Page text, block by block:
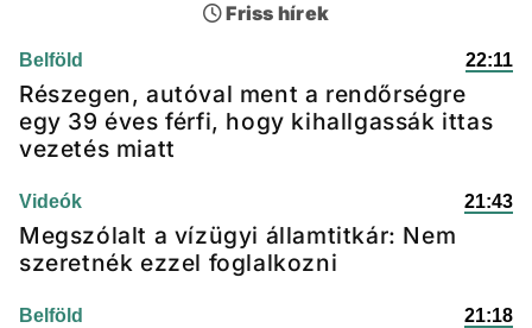
Friss hírek
Belföld 22:11
Részegen, autóval ment a rendőrségre
egy 39 éves férfi, hogy kihallgassák ittas
vezetés miatt
Videók 21:43
Megszólalt a vízügyi államtitkár: Nem
szeretnék ezzel foglalkozni
Belföld 21:18